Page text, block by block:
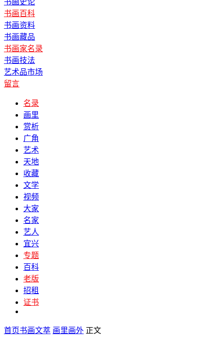
书画百科
书画资料
书画藏品
书画家名录
书画技法
艺术品市场
留言
名录
画里
赏析
广角
艺术
天地
收藏
文学
视频
大家
名家
艺人
宜兴
专题
百科
老版
招租
证书
首页书画文萃 画里画外 正文